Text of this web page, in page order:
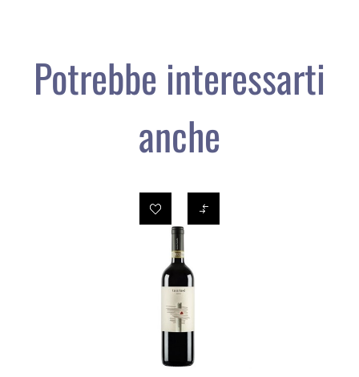
Potrebbe interessarti
anche